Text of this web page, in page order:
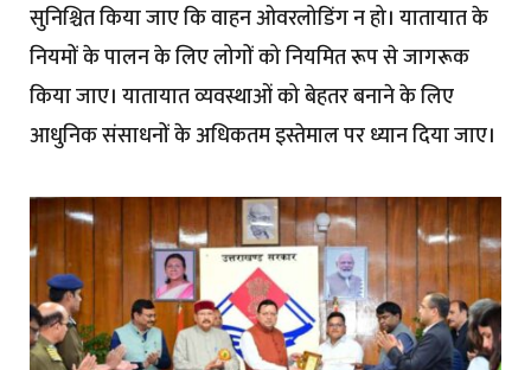
सुनिश्चित किया जाए कि वाहन ओवरलोडिंग न हो। यातायात के
नियमों के पालन के लिए लोगों को नियमित रूप से जागरूक
किया जाए। यातायात व्यवस्थाओं को बेहतर बनाने के लिए
आधुनिक संसाधनों के अधिकतम इस्तेमाल पर ध्यान दिया जाए।